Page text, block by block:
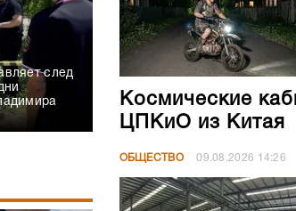
след
Космические
ЦПКиО из Китая
ОБЩЕСТВО 09.08.2026 14:26